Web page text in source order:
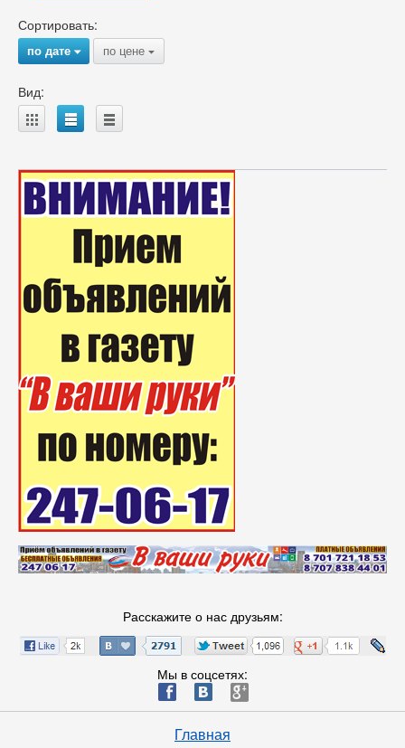
Сортировать:
по дате{ по цене {
Вид:
A B C
Расскажите о нас друзьям:
Мы в соцсетях:
ä æ è
Главная